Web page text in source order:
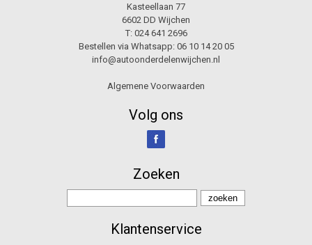
Kasteellaan 77
6602 DD Wijchen
T: 024 641 2696
Bestellen via Whatsapp: 06 10 14 20 05
info@autoonderdelenwijchen.nl
Algemene Voorwaarden
Volg ons
Zoeken
Klantenservice